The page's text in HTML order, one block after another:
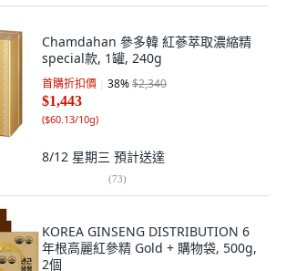
Chamdahan 參多韓 紅蔘萃取濃縮精
special款, 1罐, 240g
首購折扣價 38%$2,340
$1,443
($60.13/10g)
8/12 星期三 預計送達
(73)
KOREA GINSENG DISTRIBUTION 6
年根高麗紅參精 Gold + 購物袋, 500g,
2個